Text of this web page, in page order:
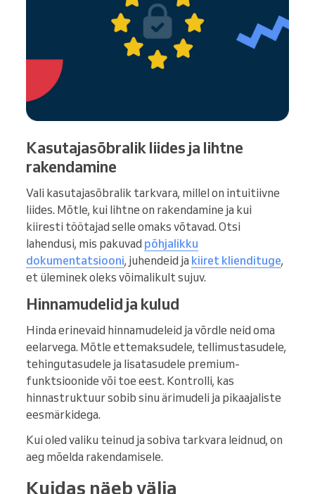
Kasutajasõbralik liides ja lihtne
rakendamine
Vali kasutajasõbralik tarkvara, millel on intuitiivne
liides. Mõtle, kui lihtne on rakendamine ja kui
kiiresti töötajad selle omaks võtavad. Otsi
lahendusi, mis pakuvad põhjalikku
dokumentatsiooni, juhendeid ja kiiret kliendituge,
et üleminek oleks võimalikult sujuv.
Hinnamudelid ja kulud
Hinda erinevaid hinnamudeleid ja võrdle neid oma
eelarvega. Mõtle ettemaksudele, tellimustasudele,
tehingutasudele ja lisatasudele premium-
funktsioonide või toe eest. Kontrolli, kas
hinnastruktuur sobib sinu ärimudeli ja pikaajaliste
eesmärkidega.
Kui oled valiku teinud ja sobiva tarkvara leidnud, on
aeg mõelda rakendamisele.
Kuidas näeb välja